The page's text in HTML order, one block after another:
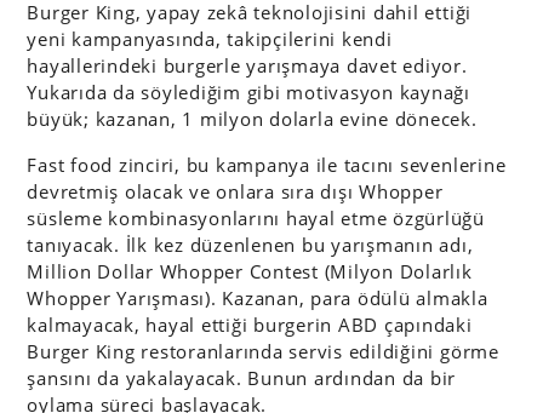
Burger King, yapay zekâ teknolojisini dahil ettiği
yeni kampanyasında, takipçilerini kendi
hayallerindeki burgerle yarışmaya davet ediyor.
Yukarıda da söylediğim gibi motivasyon kaynağı
büyük; kazanan, 1 milyon dolarla evine dönecek.
Fast food zinciri, bu kampanya ile tacını sevenlerine
devretmiş olacak ve onlara sıra dışı Whopper
süsleme kombinasyonlarını hayal etme özgürlüğü
tanıyacak. İlk kez düzenlenen bu yarışmanın adı,
Million Dollar Whopper Contest (Milyon Dolarlık
Whopper Yarışması). Kazanan, para ödülü almakla
kalmayacak, hayal ettiği burgerin ABD çapındaki
Burger King restoranlarında servis edildiğini görme
şansını da yakalayacak. Bunun ardından da bir
oylama süreci başlayacak.